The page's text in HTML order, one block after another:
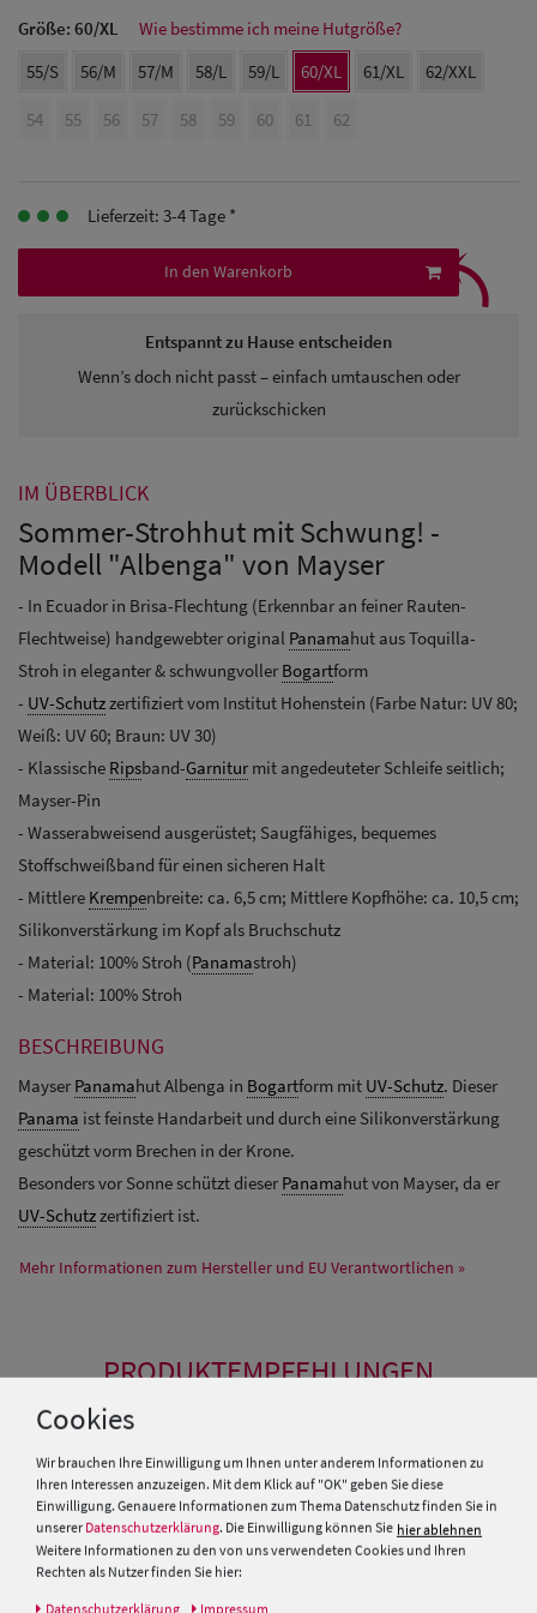
Herren Caps
Herren
Baseball Cpas
Schutz Caps
Sonnenschilder
Herren
Größe: 60/XL
Wie bestimme ich meine Hutgröße?
55/S
56/M 57/M 58/L 59/L 60/XL 61/XL 62/XXL
54 55 56 57 58 59 60 61 62
Lieferzeit: 3-4 Tage *
In den Warenkorb
Entspannt zu Hause entscheiden
Wenn’s doch nicht passt – einfach umtauschen oder
zurückschicken
⤹
IM ÜBERBLICK
Sommer-Strohhut mit Schwung! -
Modell "Albenga" von Mayser
- In Ecuador in Brisa-Flechtung (Erkennbar an feiner Rauten-
Flechtweise) handgewebter original Panamahut aus Toquilla-
Stroh in eleganter & schwungvoller Bogartform
- UV-Schutzzertifiziert vom Institut Hohenstein (Farbe Natur: UV 80;
Weiß: UV 60; Braun: UV 30)
- Klassische Ripsband-Garnitur mit angedeuteter Schleife seitlich;
Mayser-Pin
- Wasserabweisend ausgerüstet; Saugfähiges, bequemes
Stoffschweißband für einen sicheren Halt
- Mittlere Krempenbreite: ca. 6,5 cm; Mittlere Kopfhöhe: ca. 10,5 cm;
Silikonverstärkung im Kopf als Bruchschutz
- Material: 100% Stroh (Panamastroh)
- Material: 100% Stroh
BESCHREIBUNG
Mayser Panamahut Albenga in Bogartform mit UV-Schutz. Dieser
Panama ist feinste Handarbeit und durch eine Silikonverstärkung
geschützt vorm Brechen in der Krone.
Besonders vor Sonne schützt dieser Panamahut von Mayser, da er
UV-Schutzzertifiziert ist.
Mehr Informationen zum Hersteller und EU Verantwortlichen »
PRODUKTEMPFEHLUNGEN
Cookies
Wir brauchen Ihre Einwilligung um Ihnen unter anderem Informationen zu
Ihren Interessen anzuzeigen. Mit dem Klick auf "OK" geben Sie diese
Einwilligung. Genauere Informationen zum Thema Datenschutz finden Sie in
unserer Datenschutzerklärung. Die Einwilligung können Sie hier ablehnen
Weitere Informationen zu den von uns verwendeten Cookies und Ihren
Rechten als Nutzer finden Sie hier:
Daten­schutz­erklärung Impressum